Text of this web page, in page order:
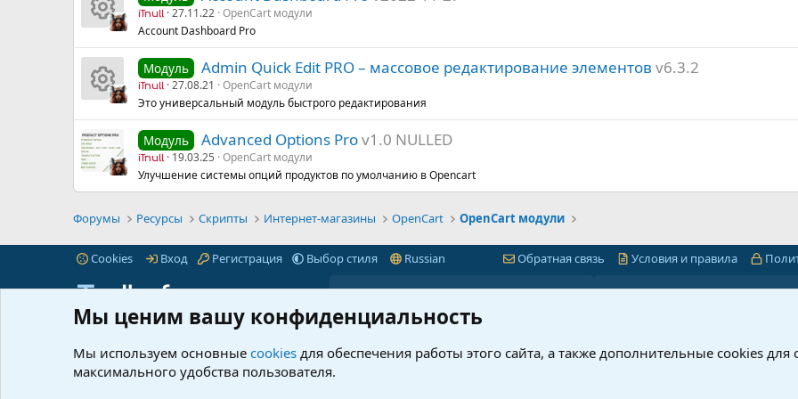
И
к
о
н
к
а
р
е
су
р
iTnull 27.11.22 OpenCart модули
Account Dashboard Pro
И
к
о
н
к
а
р
е
Модуль Admin Quick Edit PRO – массовое редактирование элементов v6.3.2
iTnull 27.08.21
OpenCart модули
Это универсальный модуль быстрого редактирования
Модуль Advanced Options Prov1.0 NULLED
iTnull 19.03.25 OpenCart модули
Улучшение системы опций продуктов по умолчанию в Opencart
Форумы Ресурсы Скрипты Интернет-магазины OpenCart OpenCart модули
Cookies Вход Регистрация Выбор стиля Russian Обратная связь Условия и правила
iTnull.info - это популярный форум для веб-
мастеров любого уровня. Читать далее...
© 2021-2026 iTnull.info |XenForo® © 2026 XenForo Ltd.
Маркет
Интернет-магазин + CRM
Мы ценим вашу конфиденциальность
Мы используем основные cookies для обеспечения работы этого сайта, а также дополнительные cookies для
максимального удобства пользователя.